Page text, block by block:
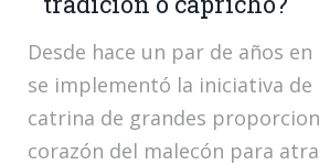
Desde hace un par de años
se implementó la iniciativa
catrina de grandes
corazón del malecón para